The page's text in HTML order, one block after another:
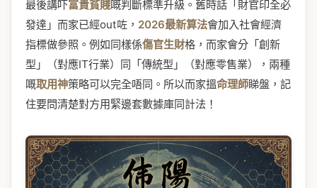
最後講吓富貴貧賤嘅判斷標準升級。舊時話「財官印全必
發達」而家已經out咗， 2026最新算法會加入社會經濟
指標做參照。例如同樣係傷官生財格，而家會分「創新
型」（對應IT行業）同「傳統型」（對應零售業），兩種
嘅取用神策略可以完全唔同。所以而家搵命理師睇盤，記
住要問清楚對方用緊邊套數據庫同計法！